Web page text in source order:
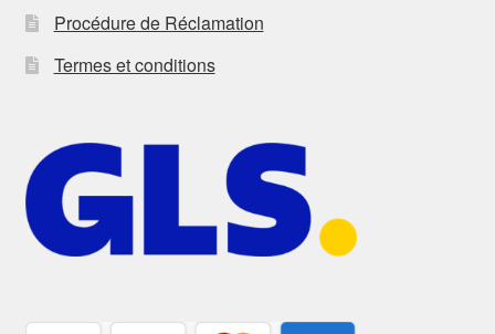
Procédure de Réclamation
Termes et conditions